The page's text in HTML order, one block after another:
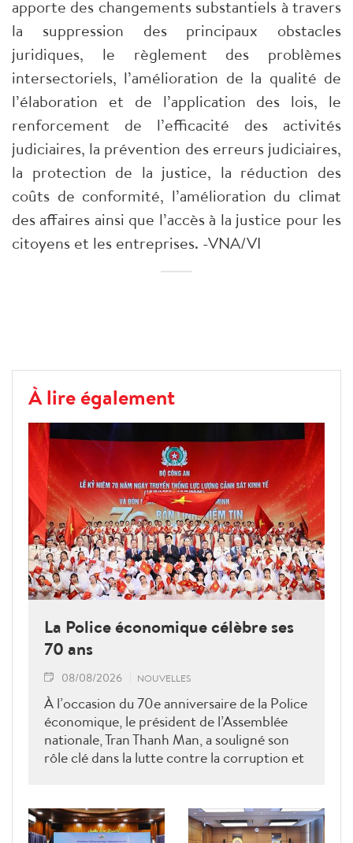
apporte des changements substantiels à travers
la suppression des principaux obstacles
juridiques, le règlement des problèmes
intersectoriels, l’amélioration de la qualité de
l’élaboration et de l’application des lois, le
renforcement de l’efficacité des activités
judiciaires, la prévention des erreurs judiciaires,
la protection de la justice, la réduction des
coûts de conformité, l’amélioration du climat
des affaires ainsi que l’accès à la justice pour les
citoyens et les entreprises. -VNA/VI
À lire également
La Police économique célèbre ses
70 ans
08/08/2026 NOUVELLES
À l’occasion du 70e anniversaire de la Police
économique, le président de l’Assemblée
nationale, Tran Thanh Man, a souligné son
rôle clé dans la lutte contre la corruption et